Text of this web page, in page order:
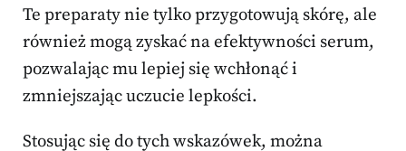
Te preparaty nie tylko przygotowują skórę, ale
również mogą zyskać na efektywności serum,
pozwalając mu lepiej się wchłonąć i
zmniejszając uczucie lepkości.
Stosując się do tych wskazówek, można